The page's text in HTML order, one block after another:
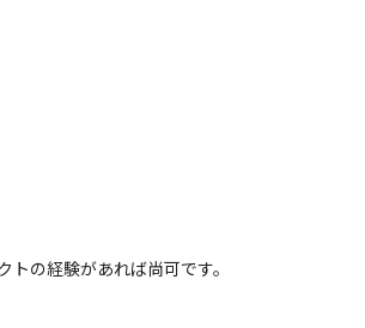
の経験があれば尚可です。